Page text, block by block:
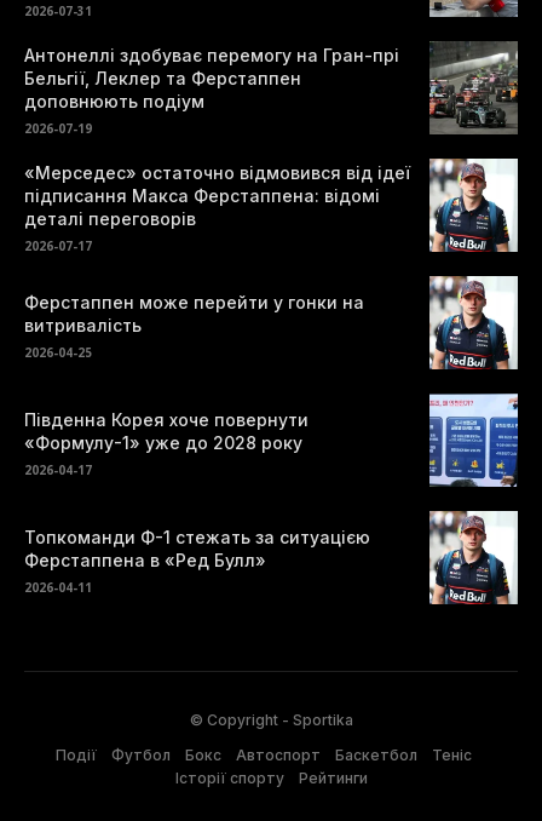
2026-07-31
Антонеллі здобуває перемогу на Гран-прі
Бельгії, Леклер та Ферстаппен
доповнюють подіум
2026-07-19
«Мерседес» остаточно відмовився від ідеї
підписання Макса Ферстаппена: відомі
деталі переговорів
2026-07-17
Ферстаппен може перейти у гонки на
витривалість
2026-04-25
Південна Корея хоче повернути
«Формулу-1» уже до 2028 року
2026-04-17
Топкоманди Ф-1 стежать за ситуацією
Ферстаппена в «Ред Булл»
2026-04-11
© Copyright - Sportika
Події
Футбол Бокс Автоспорт Баскетбол
Теніс
Історії спорту
Рейтинги